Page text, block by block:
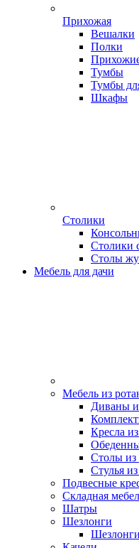
Прихожая
Вешалки
Полки
Тумбы
Тумбы
Шкафы
Столики
Столики
Столы
Мебель для дачи
Мебель из
Диваны
Кресла
Столы из
Стулья
Подвесные
Складная
Шатры
Шезлонги